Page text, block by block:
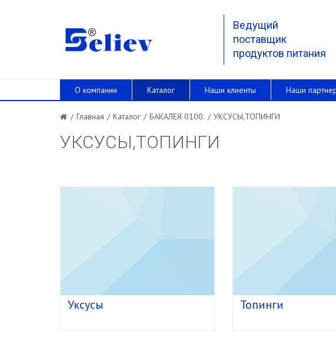
Ведущий
поставщик
продуктов питания
О компании Каталог Наши клиенты Наши
/ Главная / Каталог / БАКАЛЕЯ 0100. / УКСУСЫ,ТОПИНГИ
УКСУСЫ,ТОПИНГИ
Уксусы Топинги